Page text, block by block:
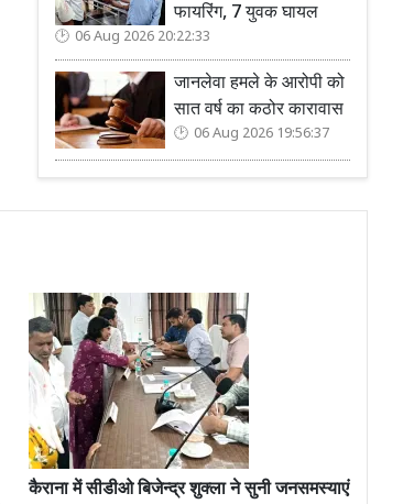
फायरिंग, 7 युवक घायल
06 Aug 2026 20:22:33
जानलेवा हमले के आरोपी को
सात वर्ष का कठोर कारावास
06 Aug 2026 19:56:37
कैराना में सीडीओ बिजेन्द्र शुक्ला ने सुनी जनसमस्याएं